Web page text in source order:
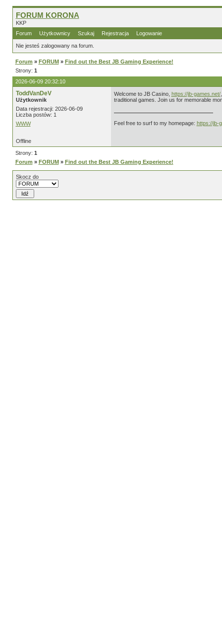
FORUM KORONA
KKP
Forum
Użytkownicy Szukaj Rejestracja Logowanie
Nie jesteś zalogowany na forum.
Forum » FORUM » Find out the Best JB Gaming Experience!
Strony: 1
2026-06-09 20:32:10
ToddVanDeV
Użytkownik
Data rejestracji: 2026-06-09
Liczba postów: 1
WWW
Welcome to JB Casino, https://jb-games.net/
traditional games. Join us for memorable
Feel free to surf to my homepage: https://jb-
Offline
Strony: 1
Forum » FORUM » Find out the Best JB Gaming Experience!
Skocz do